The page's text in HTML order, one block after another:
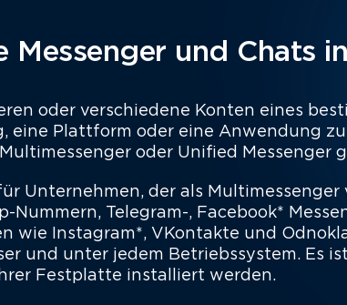
und Chats
oder verschiedene Konten eines
eine Plattform oder eine Anwendung
oder Unified Messenger
Unternehmen, der als
Telegram-, Facebook*
wie Instagram*, VKontakte und
und unter jedem Betriebssystem. Es
Festplatte installiert werden.